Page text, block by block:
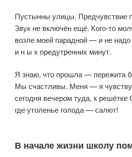
Пустынны улицы. Предчувствие
Звук не включён ещё. Кого-то
возле моей парадной — и не надо
и н ы х предутренних минут.
Я знаю, что прошла — пережита
Мы счастливы. Меня — я
сегодня вечером туда, к решётке
где утоленье голода — салют!
В начале жизни школу